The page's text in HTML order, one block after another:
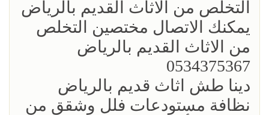
التخلص من الاثاث القديم بالرياض
يمكنك الاتصال مختصين التخلص
من الاثاث القديم بالرياض
0534375367
دينا طش اثاث قديم بالرياض
نظافة مستودعات فلل وشقق من